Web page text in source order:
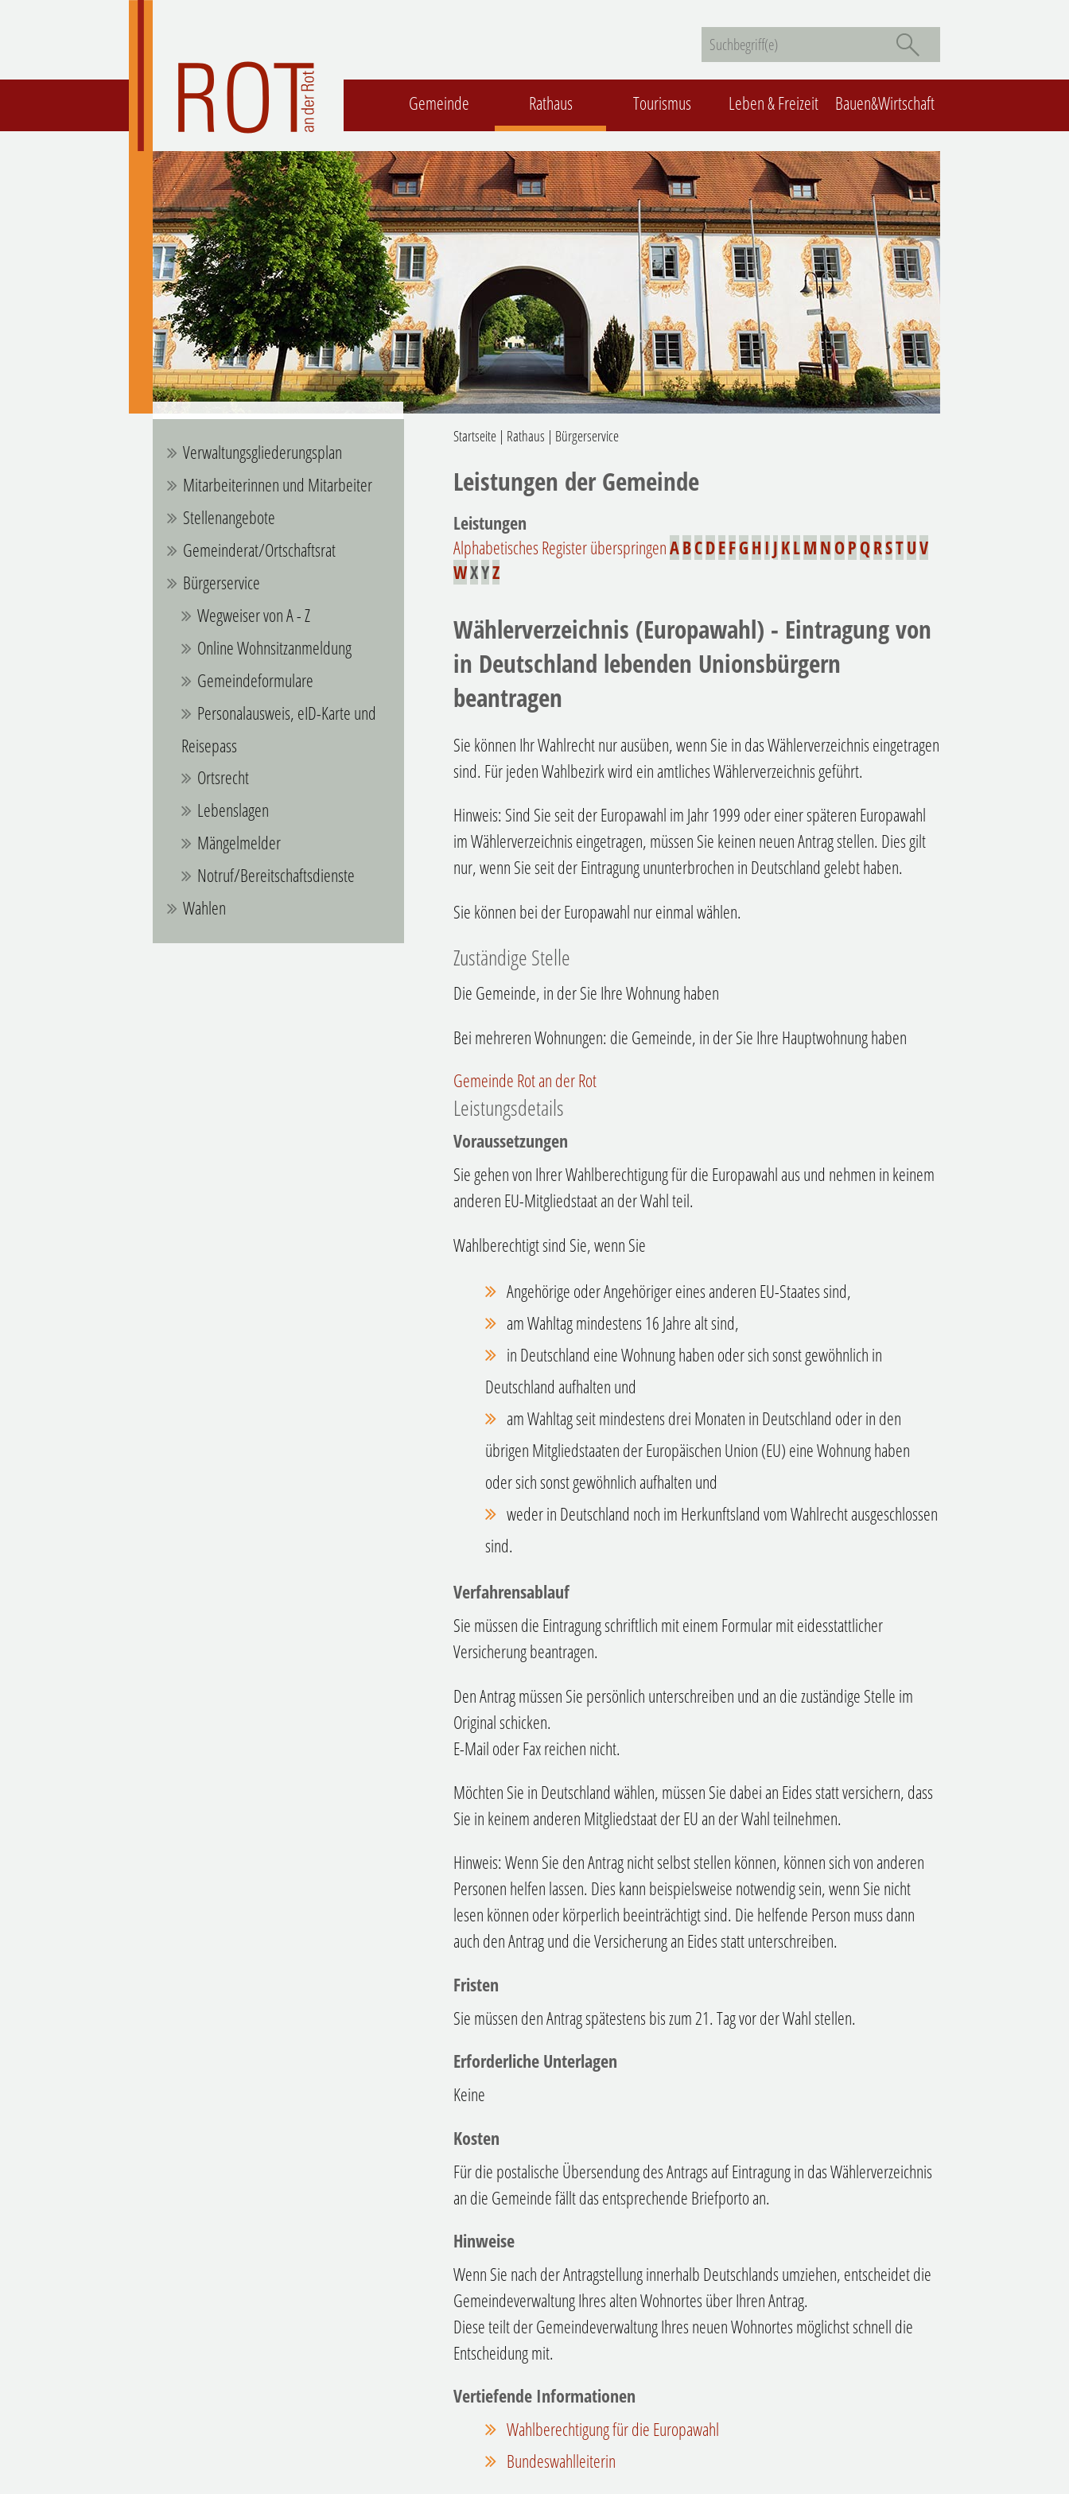
Gemeinde Rathaus Tourismus Leben & Freizeit Bauen&Wirtschaft
Verwaltungsgliederungsplan
Mitarbeiterinnen und Mitarbeiter
Stellenangebote
Gemeinderat/Ortschaftsrat
Bürgerservice
Wegweiser von A - Z
Online Wohnsitzanmeldung
Gemeindeformulare
Personalausweis, eID-Karte und
Reisepass
Ortsrecht
Lebenslagen
Mängelmelder
Notruf/Bereitschaftsdienste
Wahlen
Startseite | Rathaus | Bürgerservice
Leistungen der Gemeinde
Leistungen
Alphabetisches Register überspringenABCDEFGH I JKLMNOPQRSTUV
WXYZ
Wählerverzeichnis (Europawahl) - Eintragung von
in Deutschland lebenden Unionsbürgern
beantragen
Sie können Ihr Wahlrecht nur ausüben, wenn Sie in das Wählerverzeichnis eingetragen
sind. Für jeden Wahlbezirk wird ein amtliches Wählerverzeichnis geführt.
Hinweis: Sind Sie seit der Europawahl im Jahr 1999 oder einer späteren Europawahl
im Wählerverzeichnis eingetragen, müssen Sie keinen neuen Antrag stellen. Dies gilt
nur, wenn Sie seit der Eintragung ununterbrochen in Deutschland gelebt haben.
Sie können bei der Europawahl nur einmal wählen.
Zuständige Stelle
Die Gemeinde, in der Sie Ihre Wohnung haben
Bei mehreren Wohnungen: die Gemeinde, in der Sie Ihre Hauptwohnung haben
Gemeinde Rot an der Rot
Leistungsdetails
Voraussetzungen
Sie gehen von Ihrer Wahlberechtigung für die Europawahl aus und nehmen in keinem
anderen EU-Mitgliedstaat an der Wahl teil.
Wahlberechtigt sind Sie, wenn Sie
Angehörige oder Angehöriger eines anderen EU-Staates sind,
am Wahltag mindestens 16 Jahre alt sind,
in Deutschland eine Wohnung haben oder sich sonst gewöhnlich in
Deutschland aufhalten und
am Wahltag seit mindestens drei Monaten in Deutschland oder in den
übrigen Mitgliedstaaten der Europäischen Union (EU) eine Wohnung haben
oder sich sonst gewöhnlich aufhalten und
weder in Deutschland noch im Herkunftsland vom Wahlrecht ausgeschlossen
sind.
Verfahrensablauf
Sie müssen die Eintragung schriftlich mit einem Formular mit eidesstattlicher
Versicherung beantragen.
Den Antrag müssen Sie persönlich unterschreiben und an die zuständige Stelle im
Original schicken.
E-Mail oder Fax reichen nicht.
Möchten Sie in Deutschland wählen, müssen Sie dabei an Eides statt versichern, dass
Sie in keinem anderen Mitgliedstaat der EU an der Wahl teilnehmen.
Hinweis: Wenn Sie den Antrag nicht selbst stellen können, können sich von anderen
Personen helfen lassen. Dies kann beispielsweise notwendig sein, wenn Sie nicht
lesen können oder körperlich beeinträchtigt sind. Die helfende Person muss dann
auch den Antrag und die Versicherung an Eides statt unterschreiben.
Fristen
Sie müssen den Antrag spätestens bis zum 21. Tag vor der Wahl stellen.
Erforderliche Unterlagen
Keine
Kosten
Für die postalische Übersendung des Antrags auf Eintragung in das Wählerverzeichnis
an die Gemeinde fällt das entsprechende Briefporto an.
Hinweise
Wenn Sie nach der Antragstellung innerhalb Deutschlands umziehen, entscheidet die
Gemeindeverwaltung Ihres alten Wohnortes über Ihren Antrag.
Diese teilt der Gemeindeverwaltung Ihres neuen Wohnortes möglichst schnell die
Entscheidung mit.
Vertiefende Informationen
Wahlberechtigung für die Europawahl
Bundeswahlleiterin